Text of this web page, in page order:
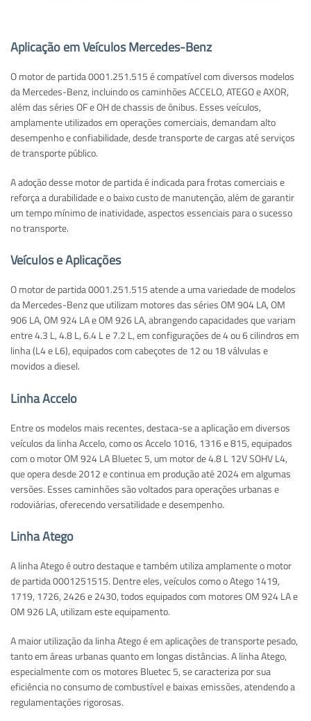
Aplicação em Veículos Mercedes-Benz
O motor de partida 0001.251.515 é compatível com diversos modelos
da Mercedes-Benz, incluindo os caminhões ACCELO, ATEGO e AXOR,
além das séries OF e OH de chassis de ônibus. Esses veículos,
amplamente utilizados em operações comerciais, demandam alto
desempenho e confiabilidade, desde transporte de cargas até serviços
de transporte público.
A adoção desse motor de partida é indicada para frotas comerciais e
reforça a durabilidade e o baixo custo de manutenção, além de garantir
um tempo mínimo de inatividade, aspectos essenciais para o sucesso
no transporte.
Veículos e Aplicações
O motor de partida 0001.251.515 atende a uma variedade de modelos
da Mercedes-Benz que utilizam motores das séries OM 904 LA, OM
906 LA, OM 924 LA e OM 926 LA, abrangendo capacidades que variam
entre 4.3 L, 4.8 L, 6.4 L e 7.2 L, em configurações de 4 ou 6 cilindros em
linha (L4 e L6), equipados com cabeçotes de 12 ou 18 válvulas e
movidos a diesel.
Linha Accelo
Entre os modelos mais recentes, destaca-se a aplicação em diversos
veículos da linha Accelo, como os Accelo 1016, 1316 e 815, equipados
com o motor OM 924 LA Bluetec 5, um motor de 4.8 L 12V SOHV L4,
que opera desde 2012 e continua em produção até 2024 em algumas
versões. Esses caminhões são voltados para operações urbanas e
rodoviárias, oferecendo versatilidade e desempenho.
Linha Atego
A linha Atego é outro destaque e também utiliza amplamente o motor
de partida 0001251515. Dentre eles, veículos como o Atego 1419,
1719, 1726, 2426 e 2430, todos equipados com motores OM 924 LA e
OM 926 LA, utilizam este equipamento.
A maior utilização da linha Atego é em aplicações de transporte pesado,
tanto em áreas urbanas quanto em longas distâncias. A linha Atego,
especialmente com os motores Bluetec 5, se caracteriza por sua
eficiência no consumo de combustível e baixas emissões, atendendo a
regulamentações rigorosas.